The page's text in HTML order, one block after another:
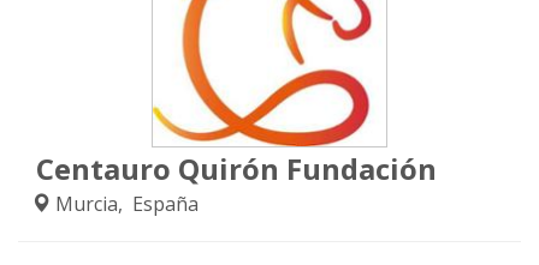
Centauro Quirón Fundación
Murcia, España